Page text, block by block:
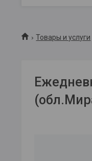
Товары и услуги